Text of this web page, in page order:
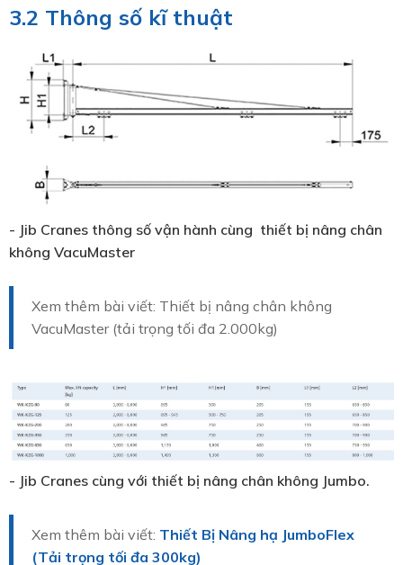
3.2 Thông số kĩ thuật
- Jib Cranes thông số vận hành cùng thiết bị nâng chân
không VacuMaster
Xem thêm bài viết: Thiết bị nâng chân không
VacuMaster (tải trọng tối đa 2.000kg)
- Jib Cranes cùng với thiết bị nâng chân không Jumbo.
Xem thêm bài viết: Thiết Bị Nâng hạ JumboFlex
(Tải trọng tối đa 300kg)